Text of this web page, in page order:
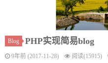
Blog PHP实现简易blog
9年前 (2017-11-28) 阅读(15915)